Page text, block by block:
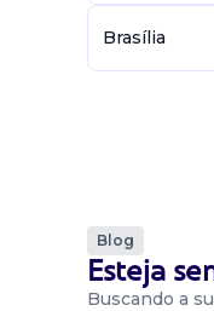
Brasília
Blog
Esteja
Buscando a